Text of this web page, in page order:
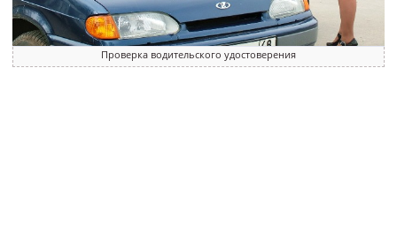
Проверка водительского удостоверения